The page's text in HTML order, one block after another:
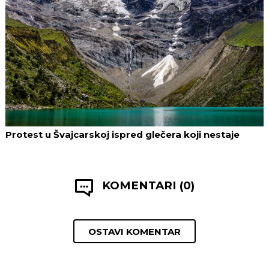
Protest u Švajcarskoj ispred glečera koji nestaje
KOMENTARI (0)
OSTAVI KOMENTAR